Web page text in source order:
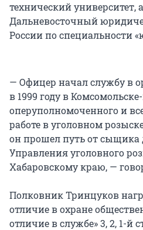
технический университет,
Дальневосточный
России по специальности
— Офицер начал службу в
в 1999 году в
оперуполномоченного и
работе в уголовном
он прошел путь от сыщика
Управления уголовного
Хабаровскому краю, —
Полковник Тринцуков
отличие в охране
отличие в службе» 3, 2, 1-й